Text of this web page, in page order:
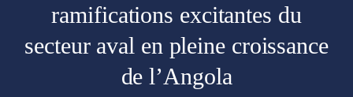
ramifications excitantes du
secteur aval en pleine croissance
de l’Angola